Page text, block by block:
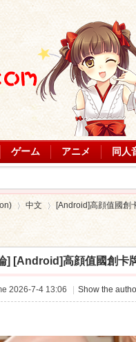
ゲーム アニメ 同人
›
中文
›
[Android]高顔值國創
] [Android]高顔值國創卡
2026-7-4 13:06 Show the